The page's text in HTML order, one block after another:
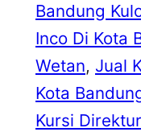
Bandung
Inco Di Kota
Wetan, Jual
Kota
Kursi